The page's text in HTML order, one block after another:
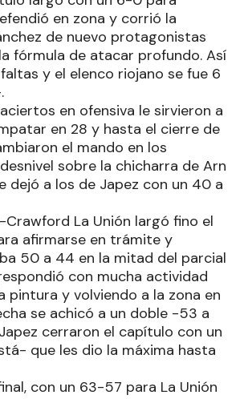
en zona y corrió la
de nuevo protagonistas
fórmula de atacar profundo. Así
y el elenco riojano se fue 6
en ofensiva le sirvieron a
en 28 y hasta el cierre de
el mando en los
sobre la chicharra de Arn
dejó a los de Japez con un 40 a
La Unión largó fino el
afirmarse en trámite y
50 a 44 en la mitad del parcial
con mucha actividad
pintura y volviendo a la zona en
se achicó a un doble -53 a
cerraron el capítulo con un
que les dio la máxima hasta
con un 63-57 para La Unión